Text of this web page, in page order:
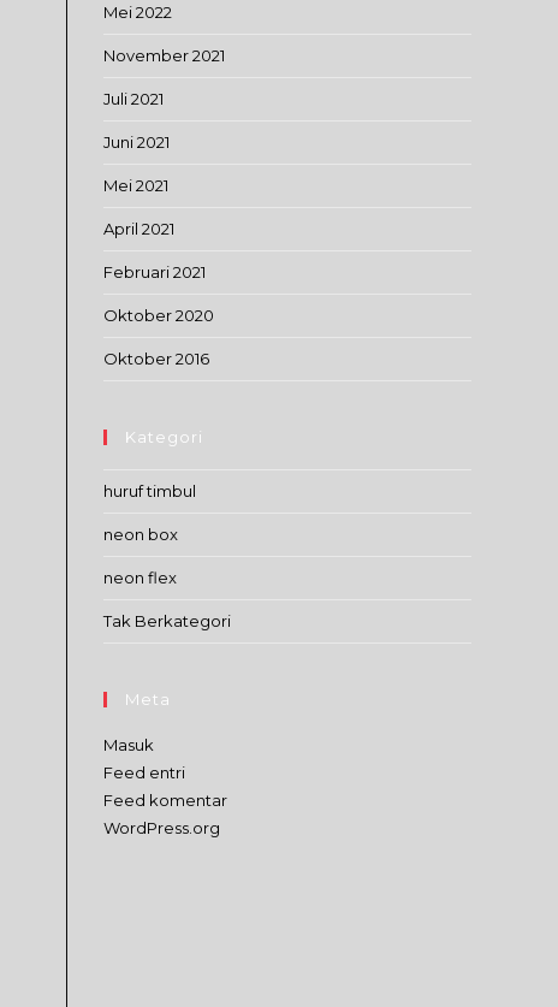
Mei 2022
November 2021
Juli 2021
Juni 2021
Mei 2021
April 2021
Februari 2021
Oktober 2020
Oktober 2016
Kategori
huruf timbul
neon box
neon flex
Tak Berkategori
Meta
Masuk
Feed entri
Feed komentar
WordPress.org